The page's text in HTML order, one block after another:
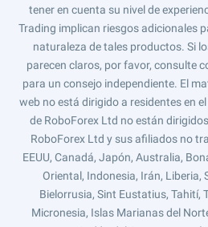
tener en cuenta su nivel de
Trading implican riesgos adicionales
naturaleza de tales productos. Si
parecen claros, por favor, consulte
para un consejo independiente. El
web no está dirigido a residentes en
de RoboForex Ltd no están
RoboForex Ltd y sus afiliados no
EEUU, Canadá, Japón, Australia,
Oriental, Indonesia, Irán, Liberia,
Bielorrusia, Sint Eustatius, Tahití,
Micronesia, Islas Marianas del